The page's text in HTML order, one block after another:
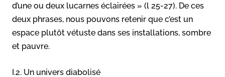
d’une ou deux lucarnes éclairées » (l 25-27). De ces
deux phrases, nous pouvons retenir que c’est un
espace plutôt vétuste dans ses installations, sombre
et pauvre.
I.2. Un univers diabolisé